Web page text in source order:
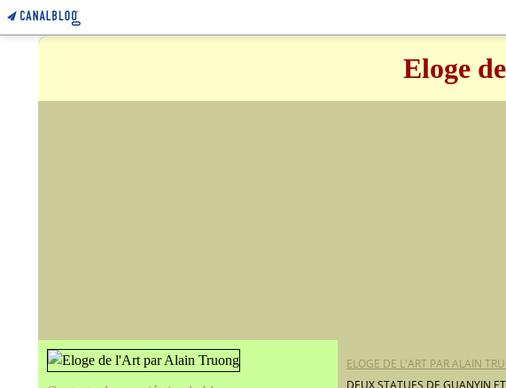
Eloge
ELOGE DE L'ART PAR ALAIN
DEUX STATUES DE GUANYIN